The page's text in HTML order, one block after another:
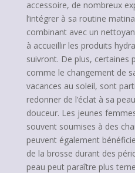
accessoire, de nombreux
l’intégrer à sa routine
combinant avec un
à accueillir les produits
suivront. De plus, certaines
comme le changement de
vacances au soleil, sont
redonner de l’éclat à sa
douceur. Les jeunes
souvent soumises à des
peuvent également
de la brosse durant des
peau peut paraître plus